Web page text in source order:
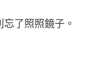
了照照鏡子。